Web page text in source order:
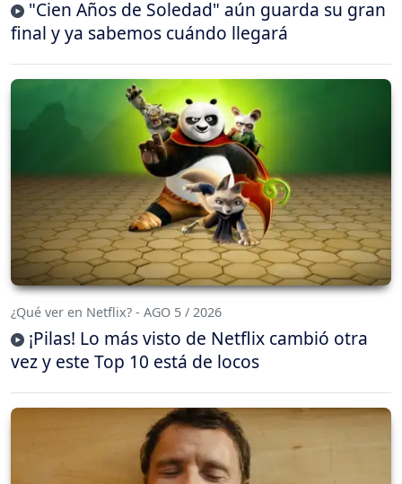
"Cien Años de Soledad" aún guarda su gran
final y ya sabemos cuándo llegará
¿Qué ver en Netflix? - AGO 5 / 2026
¡Pilas! Lo más visto de Netflix cambió otra
vez y este Top 10 está de locos